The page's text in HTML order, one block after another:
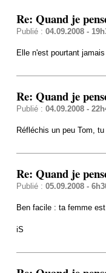
Re: Quand je
Publié : 04.09.2008 -
Elle n'est pourtant
Re: Quand je
Publié : 04.09.2008 -
Réfléchis un peu Tom,
Re: Quand je
Publié : 05.09.2008 -
Ben facile : ta femme
iS